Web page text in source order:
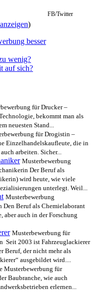
FB/Twitter
)
besser
wenig?
auf sich?
für Drucker –
bekommt man als
neuesten Stand...
für Drogistin –
Einzelhandelskaufleute, die in
arbeiten. Sicher...
Musterbewerbung
Der Beruf als
wird heute, wie viele
unterlegt. Weil...
Musterbewerbung
Beruf als Chemielaborant
auch in der Forschung
Musterbewerbung für
Seit 2003 ist Fahrzeuglackierer
Beruf, der nicht mehr als
ausgebildet wird....
Musterbewerbung für
Baubranche, wie auch
erlernen...